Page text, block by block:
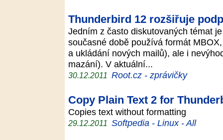
Thunderbird 12 rozšiřuje
Jedním z často diskutovaných témat
současné době používá formát
a ukládání nových mailů), ale i
mazání). V aktuální...
30.12.2011 Root.cz - zprávičky
Copy Plain Text 2 for
Copies text without formatting
29.12.2011 Softpedia - Linux - All